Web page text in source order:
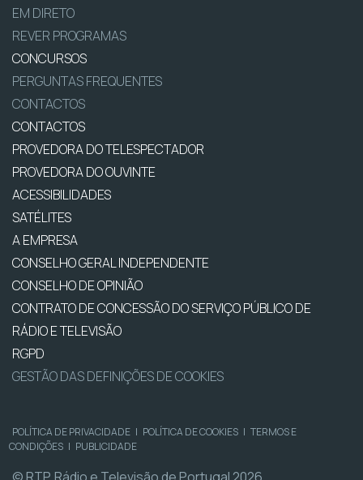
EM DIRETO
REVER PROGRAMAS
CONCURSOS
PERGUNTAS FREQUENTES
CONTACTOS
CONTACTOS
PROVEDORA DO TELESPECTADOR
PROVEDORA DO OUVINTE
ACESSIBILIDADES
SATÉLITES
A EMPRESA
CONSELHO GERAL INDEPENDENTE
CONSELHO DE OPINIÃO
CONTRATO DE CONCESSÃO DO SERVIÇO PÚBLICO DE
RÁDIO E TELEVISÃO
RGPD
GESTÃO DAS DEFINIÇÕES DE COOKIES
POLÍTICA DE PRIVACIDADE | POLÍTICA DE COOKIES | TERMOS E
CONDIÇÕES | PUBLICIDADE